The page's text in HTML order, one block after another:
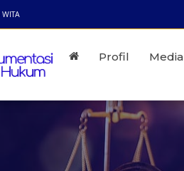
WITA
Profil Media